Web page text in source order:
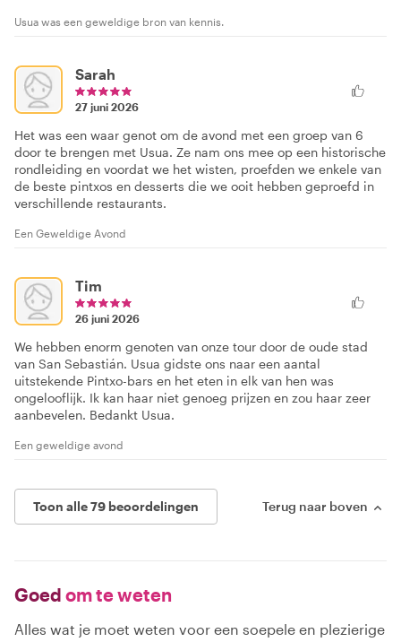
Usua was een geweldige bron van kennis.
Sarah
27 juni 2026
Het was een waar genot om de avond met een groep van 6
door te brengen met Usua. Ze nam ons mee op een historische
rondleiding en voordat we het wisten, proefden we enkele van
de beste pintxos en desserts die we ooit hebben geproefd in
verschillende restaurants.
Een Geweldige Avond
Tim
26 juni 2026
We hebben enorm genoten van onze tour door de oude stad
van San Sebastián. Usua gidste ons naar een aantal
uitstekende Pintxo-bars en het eten in elk van hen was
ongelooflijk. Ik kan haar niet genoeg prijzen en zou haar zeer
aanbevelen. Bedankt Usua.
Een geweldige avond
Toon alle 79 beoordelingen Terug naar boven
Goed om te weten
Alles wat je moet weten voor een soepele en plezierige